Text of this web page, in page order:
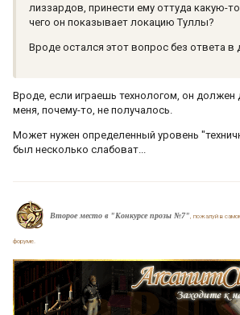
лиззардов, принести ему оттуда какую-
чего он показывает локацию Туллы?
Вроде остался этот вопрос без ответа в
Вроде, если играешь технологом, он должен
меня, почему-то, не получалось.
Может нужен определенный уровень
был несколько слабоват...
Второе место в "Конкурсе прозы №7", пожалуй в
форуме.